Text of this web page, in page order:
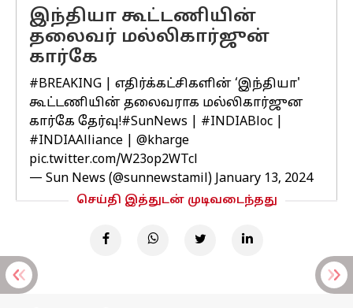
இந்தியா கூட்டணியின்
தலைவர் மல்லிகார்ஜுன்
கார்கே
#BREAKING | எதிர்க்கட்சிகளின் ‘இந்தியா'
கூட்டணியின் தலைவராக மல்லிகார்ஜுன
கார்கே தேர்வு!#SunNews #INDIABloc
#INDIAAlliance
@kharge
pic.twitter.com/W23op2WTcl
— Sun News (@sunnewstamil) January 13, 2024
செய்தி இத்துடன் முடிவடைந்தது